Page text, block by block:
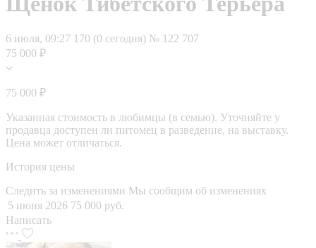
6 июля, 09:27 170 (0 сегодня) № 122 707
75 000 ₽
75 000 ₽
Указанная стоимость в любимцы (в семью). Уточняйте у
продавца доступен ли питомец в разведение, на выставку.
Цена может отличаться.
История цены
Следить за изменениями Мы сообщим об изменениях
5 июня 2026 75 000 руб.
Написать